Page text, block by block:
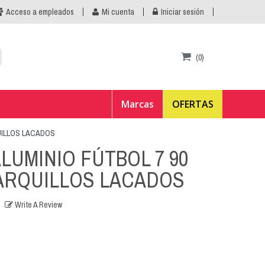
Acceso a empleados Mi cuenta Iniciar sesión
(0)
OFERTAS
Marcas
LACADOS
FÚTBOL 7 90
LACADOS
Write A Review